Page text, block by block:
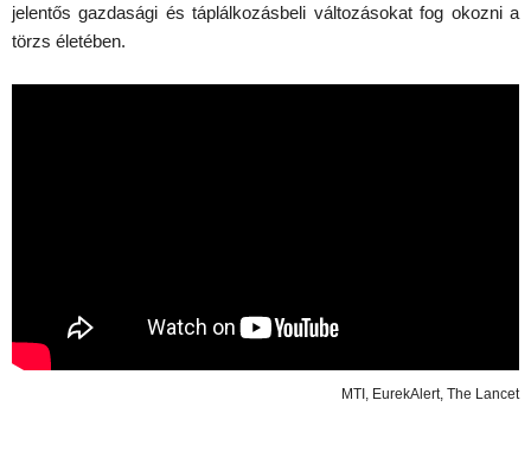
jelentős gazdasági és táplálkozásbeli változásokat fog okozni a
törzs életében.
MTI, EurekAlert, The Lancet